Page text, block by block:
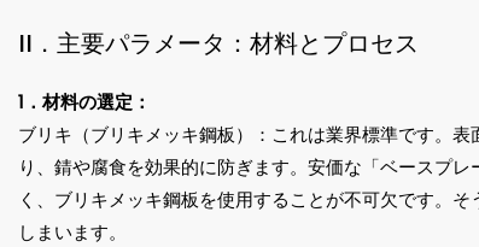
II．主要パラメータ：材料とプロセス
1．材料の選定：
ブリキ（ブリキメッキ鋼板）：これは業界標準です。
り、錆や腐食を効果的に防ぎます。安価な「ベースプ
く、ブリキメッキ鋼板を使用することが不可欠です。
しまいます。